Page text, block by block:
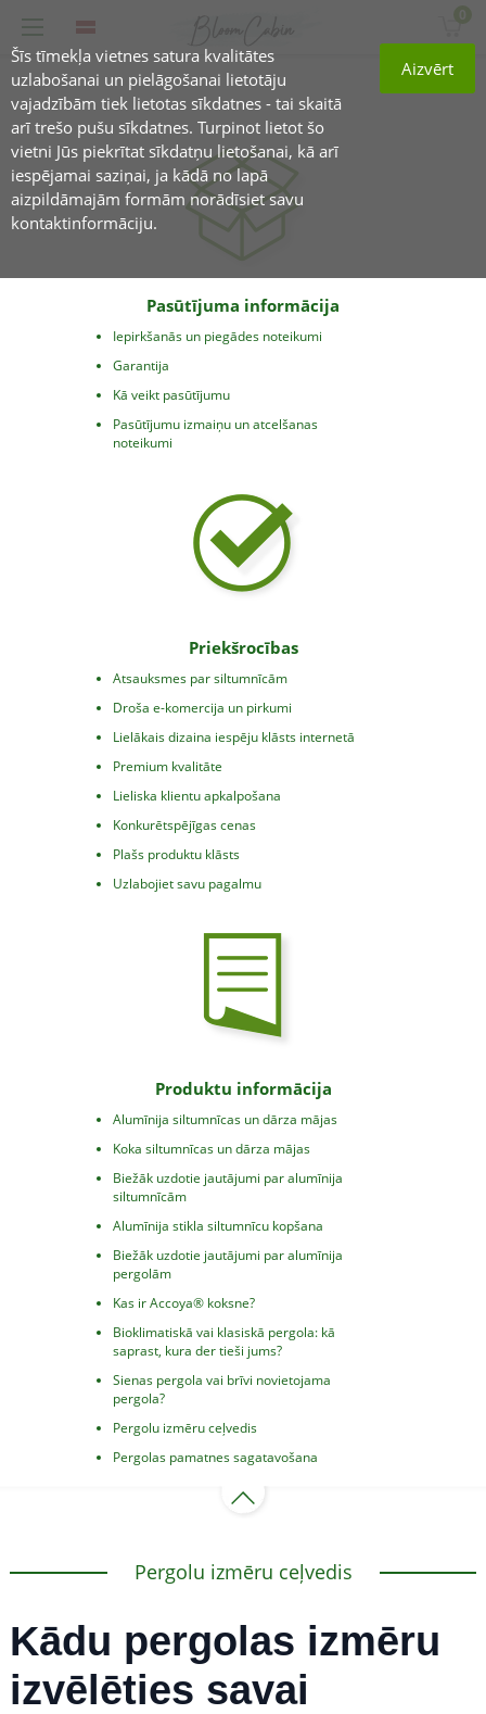
Šīs tīmekļa vietnes satura kvalitātes
uzlabošanai un pielāgošanai lietotāju
vajadzībām tiek lietotas sīkdatnes - tai skaitā
arī trešo pušu sīkdatnes. Turpinot lietot šo
vietni Jūs piekrītat sīkdatņu lietošanai, kā arī
iespējamai saziņai, ja kādā no lapā
aizpildāmajām formām norādīsiet savu
kontaktinformāciju.
Aizvērt
0
Pasūtījuma informācija
Iepirkšanās un piegādes noteikumi
Garantija
Kā veikt pasūtījumu
Pasūtījumu izmaiņu un atcelšanas
noteikumi
Priekšrocības
Atsauksmes par siltumnīcām
Droša e-komercija un pirkumi
Lielākais dizaina iespēju klāsts internetā
Premium kvalitāte
Lieliska klientu apkalpošana
Konkurētspējīgas cenas
Plašs produktu klāsts
Uzlabojiet savu pagalmu
Produktu informācija
Alumīnija siltumnīcas un dārza mājas
Koka siltumnīcas un dārza mājas
Biežāk uzdotie jautājumi par alumīnija
siltumnīcām
Alumīnija stikla siltumnīcu kopšana
Biežāk uzdotie jautājumi par alumīnija
pergolām
Kas ir Accoya® koksne?
Bioklimatiskā vai klasiskā pergola: kā
saprast, kura der tieši jums?
Sienas pergola vai brīvi novietojama
pergola?
Pergolu izmēru ceļvedis
Pergolas pamatnes sagatavošana
Pergolu izmēru ceļvedis
Kādu pergolas izmēru
izvēlēties savai